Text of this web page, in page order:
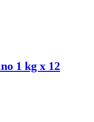
1 kg x 12